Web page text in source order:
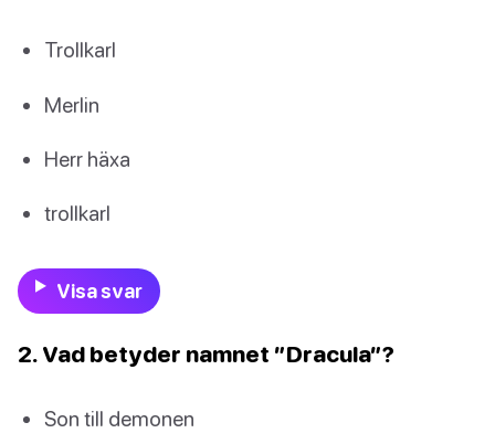
Trollkarl
Merlin
Herr häxa
trollkarl
Visa svar
2. Vad betyder namnet ”Dracula”?
Son till demonen